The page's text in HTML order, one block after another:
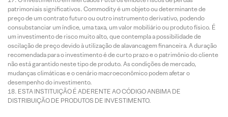
patrimoniais significativos. Commodity é um objeto ou determinante de
preço de um contrato futuro ou outro instrumento derivativo, podendo
consubstanciar um índice, uma taxa, um valor mobiliário ou produto físico. É
um investimento de risco muito alto, que contempla a possibilidade de
oscilação de preço devido à utilização de alavancagem financeira. A duração
recomendada para o investimento é de curto prazo e o patrimônio do cliente
não está garantido neste tipo de produto. As condições de mercado,
mudanças climáticas e o cenário macroeconômico podem afetar o
desempenho do investimento.
ESTA INSTITUIÇÃO É ADERENTE AO CÓDIGO ANBIMA DE
DISTRIBUIÇÃO DE PRODUTOS DE INVESTIMENTO.